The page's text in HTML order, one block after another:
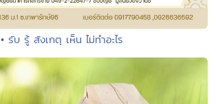
• รับ รู้ สังเกตุ เห็น ไม่ทำอะไร